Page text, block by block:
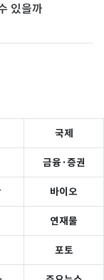
있을까
국제
금융·증권
바이오
연재물
포토